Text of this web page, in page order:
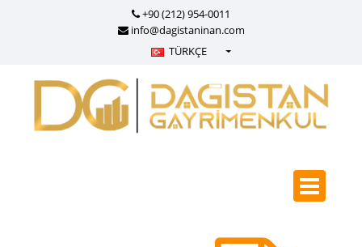
+90 (212) 954-0011
info@dagistaninan.com
TÜRKÇE
English - English
русский - Russian
Српски - Serbian